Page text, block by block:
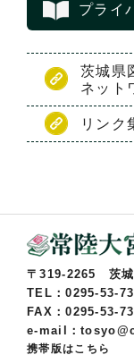
プライ
茨城県
ネット
リンク
〒319-2265 茨城
TEL：0295-53-
FAX：0295-53-
e-mail：
携帯版はこちら